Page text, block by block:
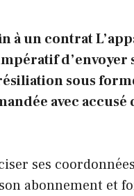
à un contrat
d’envoyer
sous
avec accusé
ses
abonnement et